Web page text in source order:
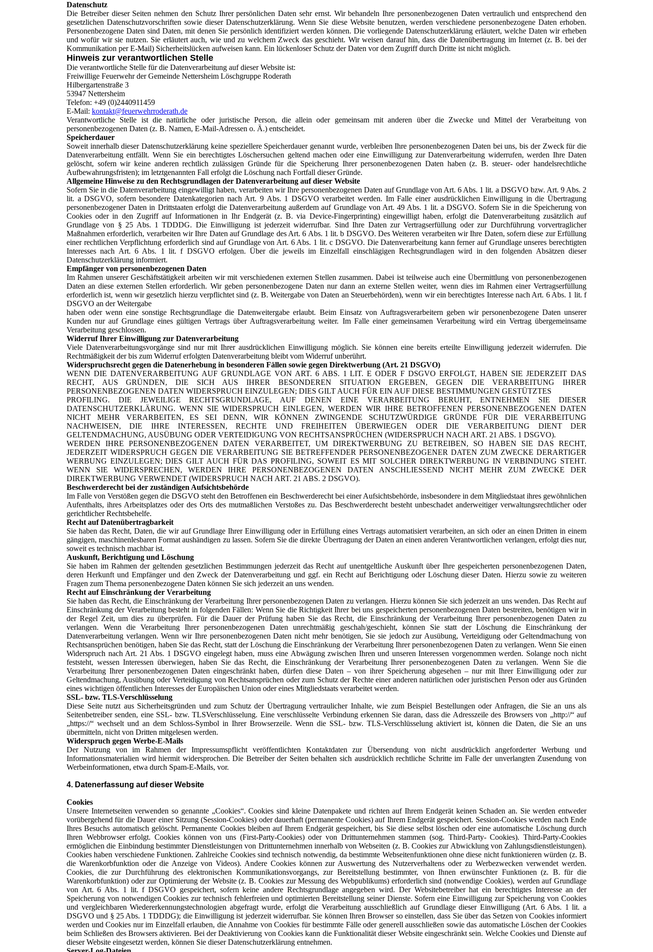
Datenschutz
Die Betreiber dieser Seiten nehmen den Schutz Ihrer persönlichen Daten sehr ernst. Wir behandeln Ihre personenbezogenen Daten vertraulich und entsprechend den
gesetzlichen Datenschutzvorschriften sowie dieser Datenschutzerklärung. Wenn Sie diese Website benutzen, werden verschiedene personenbezogene Daten erhoben.
Personenbezogene Daten sind Daten, mit denen Sie persönlich identifiziert werden können. Die vorliegende Datenschutzerklärung erläutert, welche Daten wir erheben
und wofür wir sie nutzen. Sie erläutert auch, wie und zu welchem Zweck das geschieht. Wir weisen darauf hin, dass die Datenübertragung im Internet (z. B. bei der
Kommunikation per E-Mail) Sicherheitslücken aufweisen kann. Ein lückenloser Schutz der Daten vor dem Zugriff durch Dritte ist nicht möglich.
Hinweis zur verantwortlichen Stelle
Die verantwortliche Stelle für die Datenverarbeitung auf dieser Website ist:
Freiwillige Feuerwehr der Gemeinde Nettersheim Löschgruppe Roderath
Hilbergartenstraße 3
53947 Nettersheim
Telefon: +49 (0)2440911459
E-Mail: kontakt@feuerwehrroderath.de
Verantwortliche Stelle ist die natürliche oder juristische Person, die allein oder gemeinsam mit anderen über die Zwecke und Mittel der Verarbeitung von
personenbezogenen Daten (z. B. Namen, E-Mail-Adressen o. Ä.) entscheidet.
Speicherdauer
Soweit innerhalb dieser Datenschutzerklärung keine speziellere Speicherdauer genannt wurde, verbleiben Ihre personenbezogenen Daten bei uns, bis der Zweck für die
Datenverarbeitung entfällt. Wenn Sie ein berechtigtes Löschersuchen geltend machen oder eine Einwilligung zur Datenverarbeitung widerrufen, werden Ihre Daten
gelöscht, sofern wir keine anderen rechtlich zulässigen Gründe für die Speicherung Ihrer personenbezogenen Daten haben (z. B. steuer- oder handelsrechtliche
Aufbewahrungsfristen); im letztgenannten Fall erfolgt die Löschung nach Fortfall dieser Gründe.
Allgemeine Hinweise zu den Rechtsgrundlagen der Datenverarbeitung auf dieser Website
Sofern Sie in die Datenverarbeitung eingewilligt haben, verarbeiten wir Ihre personenbezogenen Daten auf Grundlage von Art. 6 Abs. 1 lit. a DSGVO bzw. Art. 9 Abs. 2
lit. a DSGVO, sofern besondere Datenkategorien nach Art. 9 Abs. 1 DSGVO verarbeitet werden. Im Falle einer ausdrücklichen Einwilligung in die Übertragung
personenbezogener Daten in Drittstaaten erfolgt die Datenverarbeitung außerdem auf Grundlage von Art. 49 Abs. 1 lit. a DSGVO. Sofern Sie in die Speicherung von
Cookies oder in den Zugriff auf Informationen in Ihr Endgerät (z. B. via Device-Fingerprinting) eingewilligt haben, erfolgt die Datenverarbeitung zusätzlich auf
Grundlage von § 25 Abs. 1 TDDDG. Die Einwilligung ist jederzeit widerrufbar. Sind Ihre Daten zur Vertragserfüllung oder zur Durchführung vorvertraglicher
Maßnahmen erforderlich, verarbeiten wir Ihre Daten auf Grundlage des Art. 6 Abs. 1 lit. b DSGVO. Des Weiteren verarbeiten wir Ihre Daten, sofern diese zur Erfüllung
einer rechtlichen Verpflichtung erforderlich sind auf Grundlage von Art. 6 Abs. 1 lit. c DSGVO. Die Datenverarbeitung kann ferner auf Grundlage unseres berechtigten
Interesses nach Art. 6 Abs. 1 lit. f DSGVO erfolgen. Über die jeweils im Einzelfall einschlägigen Rechtsgrundlagen wird in den folgenden Absätzen dieser
Datenschutzerklärung informiert.
Empfänger von personenbezogenen Daten
Im Rahmen unserer Geschäftstätigkeit arbeiten wir mit verschiedenen externen Stellen zusammen. Dabei ist teilweise auch eine Übermittlung von personenbezogenen
Daten an diese externen Stellen erforderlich. Wir geben personenbezogene Daten nur dann an externe Stellen weiter, wenn dies im Rahmen einer Vertragserfüllung
erforderlich ist, wenn wir gesetzlich hierzu verpflichtet sind (z. B. Weitergabe von Daten an Steuerbehörden), wenn wir ein berechtigtes Interesse nach Art. 6 Abs. 1 lit. f
DSGVO an der Weitergabe
haben oder wenn eine sonstige Rechtsgrundlage die Datenweitergabe erlaubt. Beim Einsatz von Auftragsverarbeitern geben wir personenbezogene Daten unserer
Kunden nur auf Grundlage eines gültigen Vertrags über Auftragsverarbeitung weiter. Im Falle einer gemeinsamen Verarbeitung wird ein Vertrag übergemeinsame
Verarbeitung geschlossen.
Widerruf Ihrer Einwilligung zur Datenverarbeitung
Viele Datenverarbeitungsvorgänge sind nur mit Ihrer ausdrücklichen Einwilligung möglich. Sie können eine bereits erteilte Einwilligung jederzeit widerrufen. Die
Rechtmäßigkeit der bis zum Widerruf erfolgten Datenverarbeitung bleibt vom Widerruf unberührt.
Widerspruchsrecht gegen die Datenerhebung in besonderen Fällen sowie gegen Direktwerbung (Art. 21 DSGVO)
WENN DIE DATENVERARBEITUNG AUF GRUNDLAGE VON ART. 6 ABS. 1 LIT. E ODER F DSGVO ERFOLGT, HABEN SIE JEDERZEIT DAS
RECHT, AUS GRÜNDEN, DIE SICH AUS IHRER BESONDEREN SITUATION ERGEBEN, GEGEN DIE VERARBEITUNG IHRER
PERSONENBEZOGENEN DATEN WIDERSPRUCH EINZULEGEN; DIES GILT AUCH FÜR EIN AUF DIESE BESTIMMUNGEN GESTÜTZTES
PROFILING. DIE JEWEILIGE RECHTSGRUNDLAGE, AUF DENEN EINE VERARBEITUNG BERUHT, ENTNEHMEN SIE DIESER
DATENSCHUTZERKLÄRUNG. WENN SIE WIDERSPRUCH EINLEGEN, WERDEN WIR IHRE BETROFFENEN PERSONENBEZOGENEN DATEN
NICHT MEHR VERARBEITEN, ES SEI DENN, WIR KÖNNEN ZWINGENDE SCHUTZWÜRDIGE GRÜNDE FÜR DIE VERARBEITUNG
NACHWEISEN, DIE IHRE INTERESSEN, RECHTE UND FREIHEITEN ÜBERWIEGEN ODER DIE VERARBEITUNG DIENT DER
GELTENDMACHUNG, AUSÜBUNG ODER VERTEIDIGUNG VON RECHTSANSPRÜCHEN (WIDERSPRUCH NACH ART. 21 ABS. 1 DSGVO).
WERDEN IHRE PERSONENBEZOGENEN DATEN VERARBEITET, UM DIREKTWERBUNG ZU BETREIBEN, SO HABEN SIE DAS RECHT,
JEDERZEIT WIDERSPRUCH GEGEN DIE VERARBEITUNG SIE BETREFFENDER PERSONENBEZOGENER DATEN ZUM ZWECKE DERARTIGER
WERBUNG EINZULEGEN; DIES GILT AUCH FÜR DAS PROFILING, SOWEIT ES MIT SOLCHER DIREKTWERBUNG IN VERBINDUNG STEHT.
WENN SIE WIDERSPRECHEN, WERDEN IHRE PERSONENBEZOGENEN DATEN ANSCHLIESSEND NICHT MEHR ZUM ZWECKE DER
DIREKTWERBUNG VERWENDET (WIDERSPRUCH NACH ART. 21 ABS. 2 DSGVO).
Beschwerderecht bei der zuständigen Aufsichtsbehörde
Im Falle von Verstößen gegen die DSGVO steht den Betroffenen ein Beschwerderecht bei einer Aufsichtsbehörde, insbesondere in dem Mitgliedstaat ihres gewöhnlichen
Aufenthalts, ihres Arbeitsplatzes oder des Orts des mutmaßlichen Verstoßes zu. Das Beschwerderecht besteht unbeschadet anderweitiger verwaltungsrechtlicher oder
gerichtlicher Rechtsbehelfe.
Recht auf Datenübertragbarkeit
Sie haben das Recht, Daten, die wir auf Grundlage Ihrer Einwilligung oder in Erfüllung eines Vertrags automatisiert verarbeiten, an sich oder an einen Dritten in einem
gängigen, maschinenlesbaren Format aushändigen zu lassen. Sofern Sie die direkte Übertragung der Daten an einen anderen Verantwortlichen verlangen, erfolgt dies nur,
soweit es technisch machbar ist.
Auskunft, Berichtigung und Löschung
Sie haben im Rahmen der geltenden gesetzlichen Bestimmungen jederzeit das Recht auf unentgeltliche Auskunft über Ihre gespeicherten personenbezogenen Daten,
deren Herkunft und Empfänger und den Zweck der Datenverarbeitung und ggf. ein Recht auf Berichtigung oder Löschung dieser Daten. Hierzu sowie zu weiteren
Fragen zum Thema personenbezogene Daten können Sie sich jederzeit an uns wenden.
Recht auf Einschränkung der Verarbeitung
Sie haben das Recht, die Einschränkung der Verarbeitung Ihrer personenbezogenen Daten zu verlangen. Hierzu können Sie sich jederzeit an uns wenden. Das Recht auf
Einschränkung der Verarbeitung besteht in folgenden Fällen: Wenn Sie die Richtigkeit Ihrer bei uns gespeicherten personenbezogenen Daten bestreiten, benötigen wir in
der Regel Zeit, um dies zu überprüfen. Für die Dauer der Prüfung haben Sie das Recht, die Einschränkung der Verarbeitung Ihrer personenbezogenen Daten zu
verlangen. Wenn die Verarbeitung Ihrer personenbezogenen Daten unrechtmäßig geschah/geschieht, können Sie statt der Löschung die Einschränkung der
Datenverarbeitung verlangen. Wenn wir Ihre personenbezogenen Daten nicht mehr benötigen, Sie sie jedoch zur Ausübung, Verteidigung oder Geltendmachung von
Rechtsansprüchen benötigen, haben Sie das Recht, statt der Löschung die Einschränkung der Verarbeitung Ihrer personenbezogenen Daten zu verlangen. Wenn Sie einen
Widerspruch nach Art. 21 Abs. 1 DSGVO eingelegt haben, muss eine Abwägung zwischen Ihren und unseren Interessen vorgenommen werden. Solange noch nicht
feststeht, wessen Interessen überwiegen, haben Sie das Recht, die Einschränkung der Verarbeitung Ihrer personenbezogenen Daten zu verlangen. Wenn Sie die
Verarbeitung Ihrer personenbezogenen Daten eingeschränkt haben, dürfen diese Daten – von ihrer Speicherung abgesehen – nur mit Ihrer Einwilligung oder zur
Geltendmachung, Ausübung oder Verteidigung von Rechtsansprüchen oder zum Schutz der Rechte einer anderen natürlichen oder juristischen Person oder aus Gründen
eines wichtigen öffentlichen Interesses der Europäischen Union oder eines Mitgliedstaats verarbeitet werden.
SSL- bzw. TLS-Verschlüsselung
Diese Seite nutzt aus Sicherheitsgründen und zum Schutz der Übertragung vertraulicher Inhalte, wie zum Beispiel Bestellungen oder Anfragen, die Sie an uns als
Seitenbetreiber senden, eine SSL- bzw. TLSVerschlüsselung. Eine verschlüsselte Verbindung erkennen Sie daran, dass die Adresszeile des Browsers von „http://“ auf
„https://“ wechselt und an dem Schloss-Symbol in Ihrer Browserzeile. Wenn die SSL- bzw. TLS-Verschlüsselung aktiviert ist, können die Daten, die Sie an uns
übermitteln, nicht von Dritten mitgelesen werden.
Widerspruch gegen Werbe-E-Mails
Der Nutzung von im Rahmen der Impressumspflicht veröffentlichten Kontaktdaten zur Übersendung von nicht ausdrücklich angeforderter Werbung und
Informationsmaterialien wird hiermit widersprochen. Die Betreiber der Seiten behalten sich ausdrücklich rechtliche Schritte im Falle der unverlangten Zusendung von
Werbeinformationen, etwa durch Spam-E-Mails, vor.
4. Datenerfassung auf dieser Website
Cookies
Unsere Internetseiten verwenden so genannte „Cookies“. Cookies sind kleine Datenpakete und richten auf Ihrem Endgerät keinen Schaden an. Sie werden entweder
vorübergehend für die Dauer einer Sitzung (Session-Cookies) oder dauerhaft (permanente Cookies) auf Ihrem Endgerät gespeichert. Session-Cookies werden nach Ende
Ihres Besuchs automatisch gelöscht. Permanente Cookies bleiben auf Ihrem Endgerät gespeichert, bis Sie diese selbst löschen oder eine automatische Löschung durch
Ihren Webbrowser erfolgt. Cookies können von uns (First-Party-Cookies) oder von Drittunternehmen stammen (sog. Third-Party- Cookies). Third-Party-Cookies
ermöglichen die Einbindung bestimmter Dienstleistungen von Drittunternehmen innerhalb von Webseiten (z. B. Cookies zur Abwicklung von Zahlungsdienstleistungen).
Cookies haben verschiedene Funktionen. Zahlreiche Cookies sind technisch notwendig, da bestimmte Webseitenfunktionen ohne diese nicht funktionieren würden (z. B.
die Warenkorbfunktion oder die Anzeige von Videos). Andere Cookies können zur Auswertung des Nutzerverhaltens oder zu Werbezwecken verwendet werden.
Cookies, die zur Durchführung des elektronischen Kommunikationsvorgangs, zur Bereitstellung bestimmter, von Ihnen erwünschter Funktionen (z. B. für die
Warenkorbfunktion) oder zur Optimierung der Website (z. B. Cookies zur Messung des Webpublikums) erforderlich sind (notwendige Cookies), werden auf Grundlage
von Art. 6 Abs. 1 lit. f DSGVO gespeichert, sofern keine andere Rechtsgrundlage angegeben wird. Der Websitebetreiber hat ein berechtigtes Interesse an der
Speicherung von notwendigen Cookies zur technisch fehlerfreien und optimierten Bereitstellung seiner Dienste. Sofern eine Einwilligung zur Speicherung von Cookies
und vergleichbaren Wiedererkennungstechnologien abgefragt wurde, erfolgt die Verarbeitung ausschließlich auf Grundlage dieser Einwilligung (Art. 6 Abs. 1 lit. a
DSGVO und § 25 Abs. 1 TDDDG); die Einwilligung ist jederzeit widerrufbar. Sie können Ihren Browser so einstellen, dass Sie über das Setzen von Cookies informiert
werden und Cookies nur im Einzelfall erlauben, die Annahme von Cookies für bestimmte Fälle oder generell ausschließen sowie das automatische Löschen der Cookies
beim Schließen des Browsers aktivieren. Bei der Deaktivierung von Cookies kann die Funktionalität dieser Website eingeschränkt sein. Welche Cookies und Dienste auf
dieser Website eingesetzt werden, können Sie dieser Datenschutzerklärung entnehmen.